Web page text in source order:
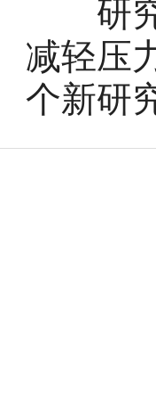
研究
减轻压
个新研